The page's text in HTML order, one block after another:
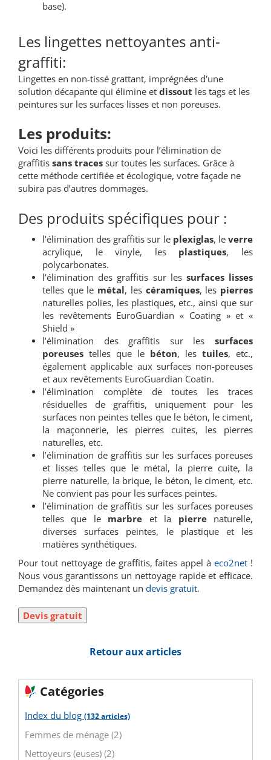
base).
Les lingettes nettoyantes anti-
graffiti:
Lingettes en non-tissé grattant, imprégnées d'une
solution décapante qui élimine et dissout les tags et les
peintures sur les surfaces lisses et non poreuses.
Les produits:
Voici les différents produits pour l’élimination de
graffitis sans traces sur toutes les surfaces. Grâce à
cette méthode certifiée et écologique, votre façade ne
subira pas d’autres dommages.
Des produits spécifiques pour :
l’élimination des graffitis sur le plexiglas, leverre
acrylique, le vinyle, les plastiques, les
polycarbonates.
l’élimination des graffitis sur les surfaces lisses
telles que le métal, les céramiques, les pierres
naturelles polies, les plastiques, etc., ainsi que sur
les revêtements EuroGuardian « Coating » et «
Shield »
l’élimination des graffitis sur les surfaces
poreuses telles que le béton, les tuiles, etc.,
également applicable aux surfaces non-poreuses
et aux revêtements EuroGuardian Coatin.
l’élimination complète de toutes les traces
résiduelles de graffitis, uniquement pour les
surfaces non peintes telles que le béton, le ciment,
la maçonnerie, les pierres cuites, les pierres
naturelles, etc.
l’élimination de graffitis sur les surfaces poreuses
et lisses telles que le métal, la pierre cuite, la
pierre naturelle, la brique, le béton, le ciment, etc.
Ne convient pas pour les surfaces peintes.
l’élimination de graffitis sur les surfaces poreuses
telles que le marbre et la pierre naturelle,
diverses surfaces peintes, le plastique et les
matières synthétiques.
Pour tout nettoyage de graffitis, faites appel àeco2net !
Nous vous garantissons un nettoyage rapide et efficace.
Demandez dès maintenant un devis gratuit.
Retour aux articles
Catégories
Index du blog (132 articles)
Femmes de ménage (2)
Nettoyeurs (euses) (2)